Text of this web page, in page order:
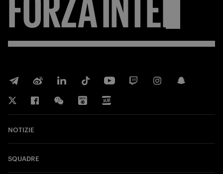
NOTIZIE
SQUADRE